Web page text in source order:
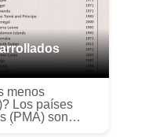
menos
(PMA) son
que